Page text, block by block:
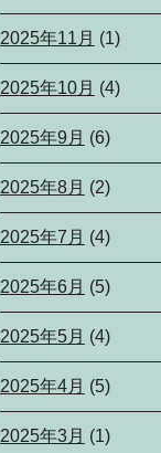
2025年11月 (1)
2025年10月 (4)
2025年9月 (6)
2025年8月 (2)
2025年7月 (4)
2025年6月 (5)
2025年5月 (4)
2025年4月 (5)
2025年3月 (1)